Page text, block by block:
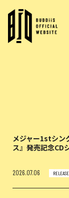
メジャー1stシン
ス』発売記念CD
2026.07.06 RELEASE